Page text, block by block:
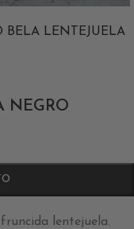
BELA LENTEJUELA
NEGRO
lentejuela.